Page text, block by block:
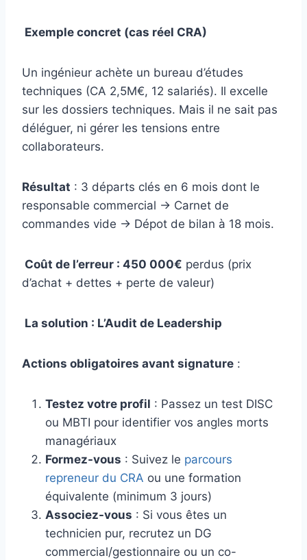
Exemple concret (cas réel CRA)
Un ingénieur achète un bureau d’études
techniques (CA 2,5M€, 12 salariés). Il excelle
sur les dossiers techniques. Mais il ne sait pas
déléguer, ni gérer les tensions entre
collaborateurs.
Résultat : 3 départs clés en 6 mois dont le
responsable commercial → Carnet de
commandes vide → Dépot de bilan à 18 mois.
Coût de l’erreur : 450 000€ perdus (prix
d’achat + dettes + perte de valeur)
La solution : L’Audit de Leadership
Actions obligatoires avant signature :
Testez votre profil : Passez un test DISC
ou MBTI pour identifier vos angles morts
managériaux
Formez-vous : Suivez le parcours
repreneur du CRA ou une formation
équivalente (minimum 3 jours)
Associez-vous : Si vous êtes un
technicien pur, recrutez un DG
commercial/gestionnaire ou un co-